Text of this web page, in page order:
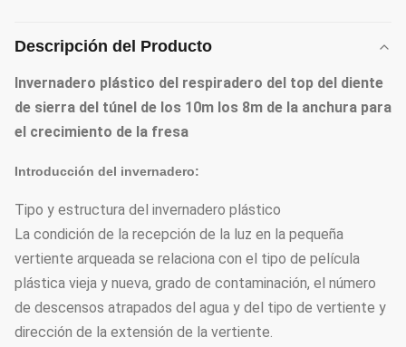
Descripción del Producto
Invernadero plástico del respiradero del top del diente
de sierra del túnel de los 10m los 8m de la anchura para
el crecimiento de la fresa
Introducción del invernadero:
Tipo y estructura del invernadero plástico
La condición de la recepción de la luz en la pequeña
vertiente arqueada se relaciona con el tipo de película
plástica vieja y nueva, grado de contaminación, el número
de descensos atrapados del agua y del tipo de vertiente y
dirección de la extensión de la vertiente.